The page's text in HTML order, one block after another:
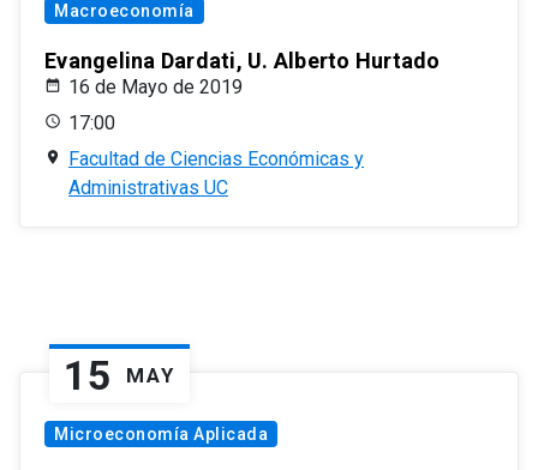
Macroeconomía
Evangelina Dardati, U. Alberto Hurtado
16 de Mayo de 2019
17:00
Facultad de Ciencias Económicas y
Administrativas UC
15 MAY
Microeconomía Aplicada